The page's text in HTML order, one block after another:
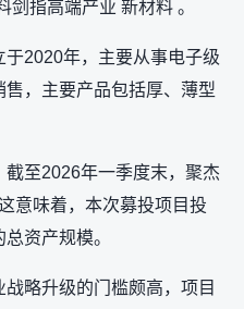
剑指高端产业 新材料 。
2020年，主要从事电子级
，主要产品包括厚、薄型
至2026年一季度末，聚杰
意味着，本次募投项目投
资产规模。
略升级的门槛颇高，项目